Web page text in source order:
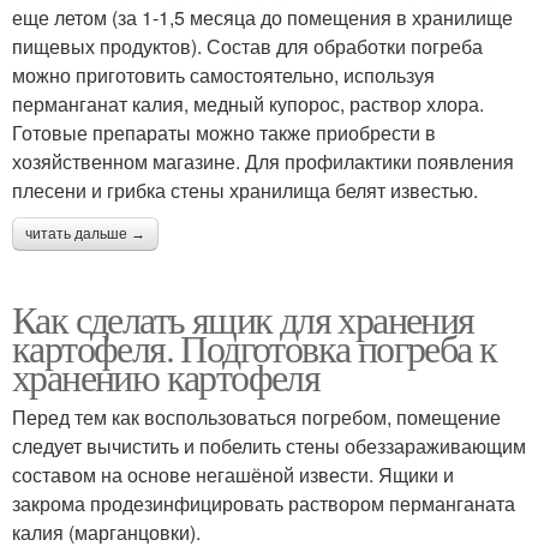
еще летом (за 1-1,5 месяца до помещения в хранилище
пищевых продуктов). Состав для обработки погреба
можно приготовить самостоятельно, используя
перманганат калия, медный купорос, раствор хлора.
Готовые препараты можно также приобрести в
хозяйственном магазине. Для профилактики появления
плесени и грибка стены хранилища белят известью.
читать дальше →
Как сделать ящик для хранения
картофеля. Подготовка погреба к
хранению картофеля
Перед тем как воспользоваться погребом, помещение
следует вычистить и побелить стены обеззараживающим
составом на основе негашёной извести. Ящики и
закрома продезинфицировать раствором перманганата
калия (марганцовки).